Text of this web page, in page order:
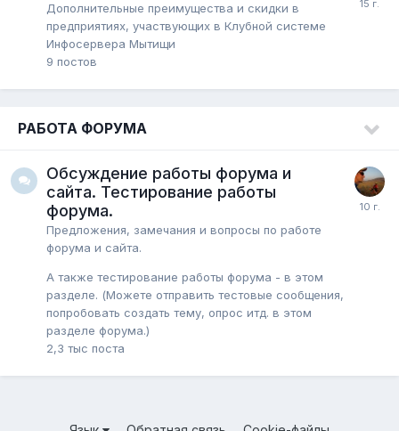
Дополнительные преимущества и скидки в
предприятиях, участвующих в Клубной системе
Инфосервера Мытищи
9 постов
РАБОТА ФОРУМА
Обсуждение работы форума и
сайта. Тестирование работы
форума.
Предложения, замечания и вопросы по работе
форума и сайта.
А также тестирование работы форума - в этом
разделе. (Можете отправить тестовые сообщения,
попробовать создать тему, опрос итд. в этом
разделе форума.)
2,3 тыс поста